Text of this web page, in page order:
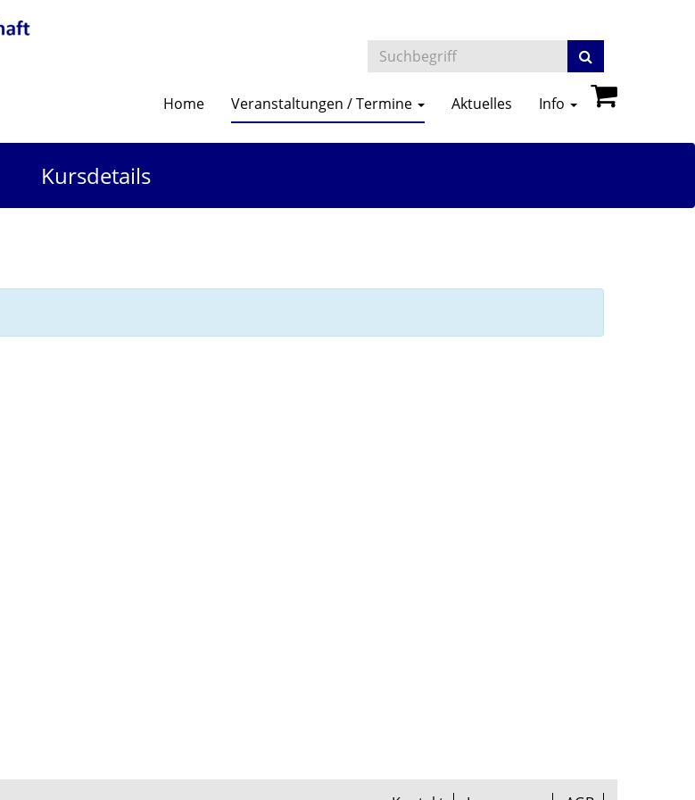
Home Veranstaltungen / Termine Aktuelles Info
Kursdetails